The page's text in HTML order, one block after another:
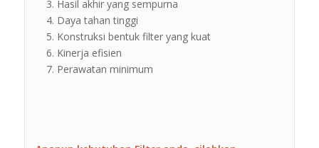
Hasil akhir yang sempurna
Daya tahan tinggi
Konstruksi bentuk filter yang kuat
Kinerja efisien
Perawatan minimum